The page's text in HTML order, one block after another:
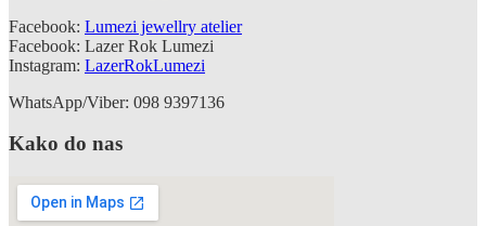
Facebook: Lumezi jewellry atelier
Facebook: Lazer Rok Lumezi
Instagram: LazerRokLumezi
WhatsApp/Viber: 098 9397136
Kako do nas